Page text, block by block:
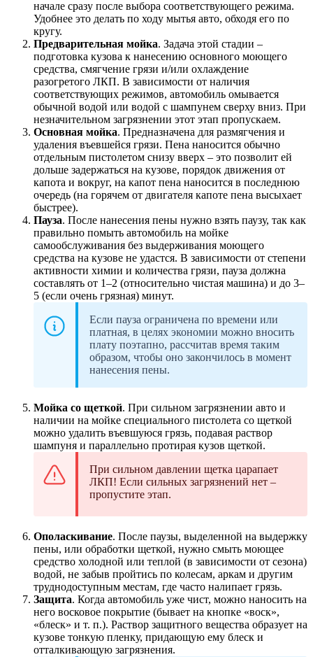
начале сразу после выбора соответствующего режима.
Удобнее это делать по ходу мытья авто, обходя его по
кругу.
Предварительная мойка. Задача этой стадии –
подготовка кузова к нанесению основного моющего
средства, смягчение грязи и/или охлаждение
разогретого ЛКП. В зависимости от наличия
соответствующих режимов, автомобиль омывается
обычной водой или водой с шампунем сверху вниз. При
незначительном загрязнении этот этап пропускаем.
Основная мойка. Предназначена для размягчения и
удаления въевшейся грязи. Пена наносится обычно
отдельным пистолетом снизу вверх – это позволит ей
дольше задержаться на кузове, порядок движения от
капота и вокруг, на капот пена наносится в последнюю
очередь (на горячем от двигателя капоте пена высыхает
быстрее).
Пауза. После нанесения пены нужно взять паузу, так как
правильно помыть автомобиль на мойке
самообслуживания без выдерживания моющего
средства на кузове не удастся. В зависимости от степени
активности химии и количества грязи, пауза должна
составлять от 1–2 (относительно чистая машина) и до 3–
5 (если очень грязная) минут.
Если пауза ограничена по времени или
платная, в целях экономии можно вносить
плату поэтапно, рассчитав время таким
образом, чтобы оно закончилось в момент
нанесения пены.
Мойка со щеткой. При сильном загрязнении авто и
наличии на мойке специального пистолета со щеткой
можно удалить въевшуюся грязь, подавая раствор
шампуня и параллельно протирая кузов щеткой.
При сильном давлении щетка царапает
ЛКП! Если сильных загрязнений нет –
пропустите этап.
Ополаскивание. После паузы, выделенной на выдержку
пены, или обработки щеткой, нужно смыть моющее
средство холодной или теплой (в зависимости от сезона)
водой, не забыв пройтись по колесам, аркам и другим
труднодоступным местам, где часто налипает грязь.
Защита. Когда автомобиль уже чист, можно наносить на
него восковое покрытие (бывает на кнопке «воск»,
«блеск» и т. п.). Раствор защитного вещества образует на
кузове тонкую пленку, придающую ему блеск и
отталкивающую загрязнения.